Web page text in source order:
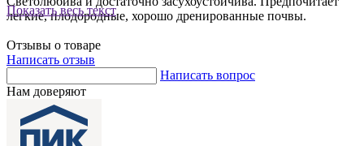
Показать весь текст
легкие, плодородные, хорошо дренированные почвы.
Отзывы о товаре
Написать отзыв
Написать вопрос
Нам доверяют